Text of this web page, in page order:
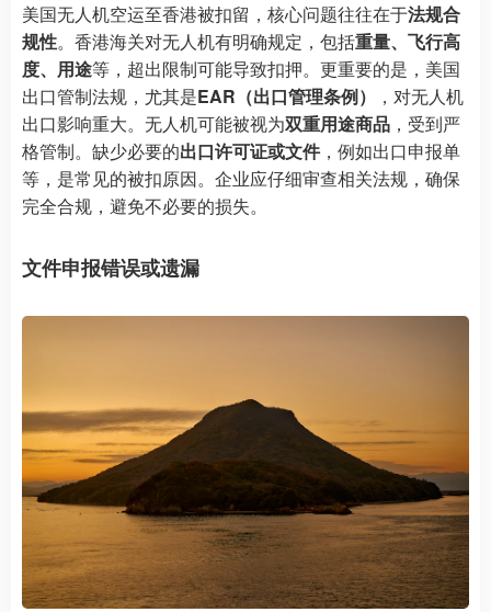
美国无人机空运至香港被扣留，核心问题往往在于法规合
规性。香港海关对无人机有明确规定，包括重量、飞行高
度、用途等，超出限制可能导致扣押。更重要的是，美国
出口管制法规，尤其是EAR（出口管理条例）
，对无人机
出口影响重大。无人机可能被视为双重用途商品 ，受到严
格管制。缺少必要的出口许可证或文件，例如出口申报单
等，是常见的被扣原因。企业应仔细审查相关法规，确保
完全合规，避免不必要的损失。
文件申报错误或遗漏